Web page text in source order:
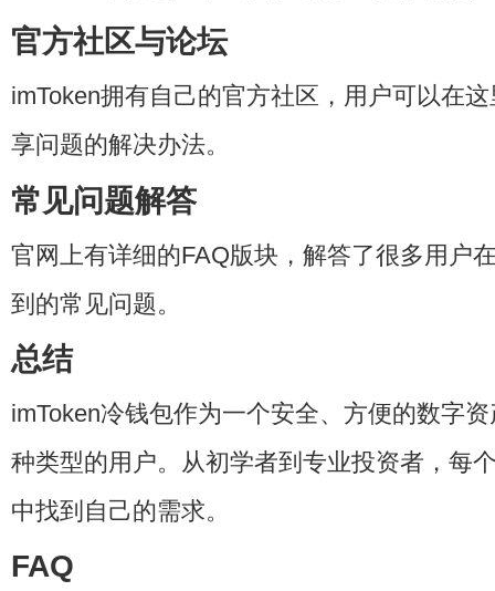
官方社区与论坛
imToken拥有自己的官方社区，用户可以在
享问题的解决办法。
常见问题解答
官网上有详细的FAQ版块，解答了很多用户
到的常见问题。
总结
imToken冷钱包作为一个安全、方便的数字
种类型的用户。从初学者到专业投资者，每
中找到自己的需求。
FAQ